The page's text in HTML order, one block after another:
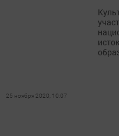
25 ноября 2020, 10:07